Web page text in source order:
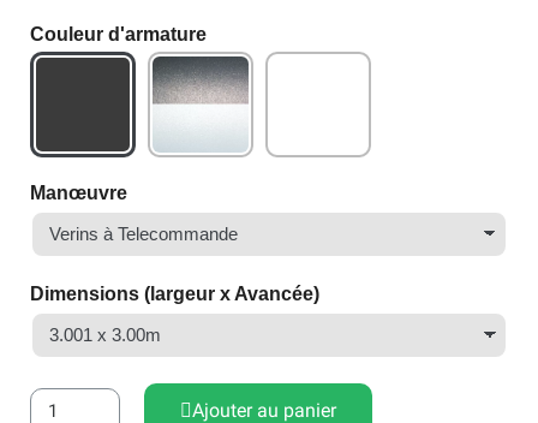
Couleur d'armature
Manœuvre
Dimensions (largeur x Avancée)
Ajouter au panier